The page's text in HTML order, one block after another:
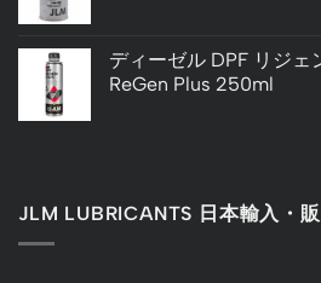
ディーゼル DPF リジ
ReGen Plus 250ml
JLM LUBRICANTS 日本輸入・